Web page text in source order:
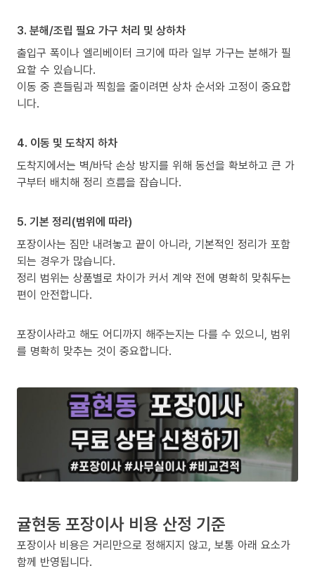
3. 분해/조립 필요 가구 처리 및 상하차
출입구 폭이나 엘리베이터 크기에 따라 일부 가구는 분해가 필
요할 수 있습니다.
이동 중 흔들림과 찍힘을 줄이려면 상차 순서와 고정이 중요합
니다.
4. 이동 및 도착지 하차
도착지에서는 벽/바닥 손상 방지를 위해 동선을 확보하고 큰 가
구부터 배치해 정리 흐름을 잡습니다.
5. 기본 정리(범위에 따라)
포장이사는 짐만 내려놓고 끝이 아니라, 기본적인 정리가 포함
되는 경우가 많습니다.
정리 범위는 상품별로 차이가 커서 계약 전에 명확히 맞춰두는
편이 안전합니다.
포장이사라고 해도 어디까지 해주는지는 다를 수 있으니, 범위
를 명확히 맞추는 것이 중요합니다.
귤현동 포장이사 비용 산정 기준
포장이사 비용은 거리만으로 정해지지 않고, 보통 아래 요소가
함께 반영됩니다.